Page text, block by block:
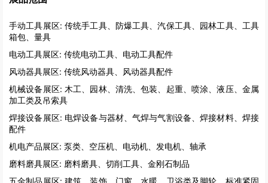
手动工具展区: 传统手工具、防爆工具、汽保工具、园林工具、工具
箱包、量具
电动工具展区: 传统电动工具、电动工具配件
风动器具展区: 传统风动器具、风动器具配件
机械设备展区: 木工、园林、清洗、包装、起重、喷涂、液压、金属
加工类及吊索具
焊接设备展区: 电焊设备与器材、气焊与气割设备、焊接材料、焊接
配件
机电产品展区: 泵类、空压机、电动机、发电机、轴承
磨料磨具展区: 磨料磨具、切削工具、金刚石制品